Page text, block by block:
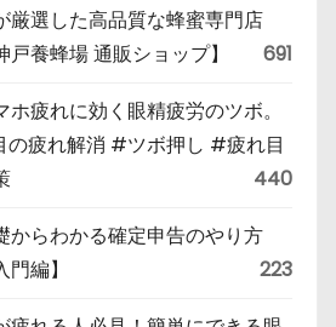
厳選した高品質な蜂蜜専門店
戸養蜂場 通販ショップ】
691
ホ疲れに効く眼精疲労のツボ。
疲れ解消 #ツボ押し #疲れ目
440
からわかる確定申告のやり方
門編】
223